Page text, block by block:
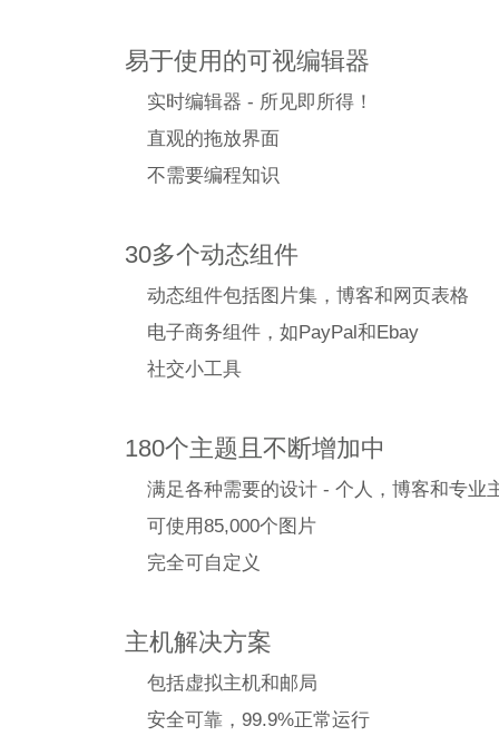
易于使用的可视编辑器
实时编辑器 - 所见即所得！
直观的拖放界面
不需要编程知识
30多个动态组件
动态组件包括图片集，博客和网页表格
电子商务组件，如PayPal和Ebay
社交小工具
180个主题且不断增加中
满足各种需要的设计 - 个人，博客和专业
可使用85,000个图片
完全可自定义
主机解决方案
包括虚拟主机和邮局
安全可靠，99.9%正常运行